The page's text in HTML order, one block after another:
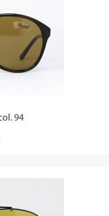
94